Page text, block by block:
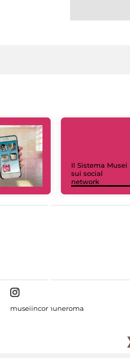
Il Sistema Musei
sui social
network
museiincomuneroma